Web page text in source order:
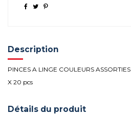
Description
PINCES A LINGE COULEURS ASSORTIES
X 20 pcs
Détails du produit